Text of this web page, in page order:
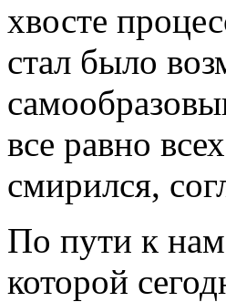
хвосте
стал было
все равно
смирился,
По пути к
которой